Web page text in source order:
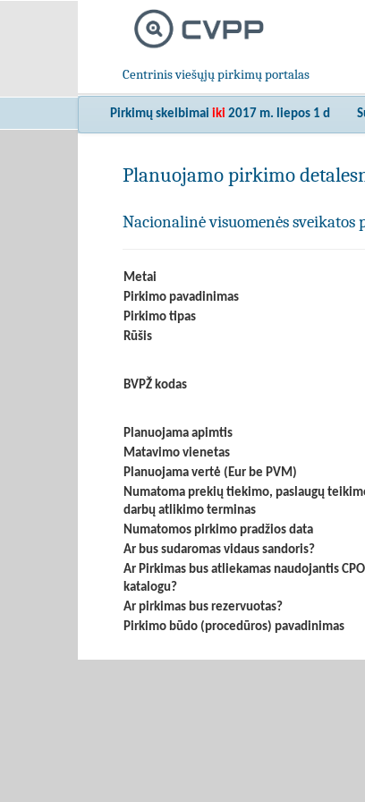
Centrinis viešųjų pirkimų portalas
Pirkimų skelbimai iki 2017 m. liepos 1 d
Planuojamo pirkimo
Nacionalinė visuomenės
Metai
Pirkimo pavadinimas
Pirkimo tipas
Rūšis
BVPŽ kodas
Planuojama apimtis
Matavimo vienetas
Planuojama vertė (Eur be PVM)
Numatoma prekių tiekimo, paslaugų
darbų atlikimo terminas
Numatomos pirkimo pradžios data
Ar bus sudaromas vidaus sandoris?
Ar Pirkimas bus atliekamas naudojantis CPO
katalogu?
Ar pirkimas bus rezervuotas?
Pirkimo būdo (procedūros) pavadinimas